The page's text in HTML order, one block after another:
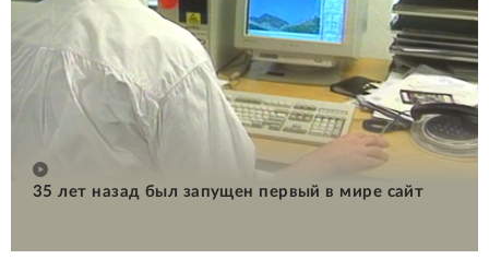
35 лет назад был запущен первый в мире сайт